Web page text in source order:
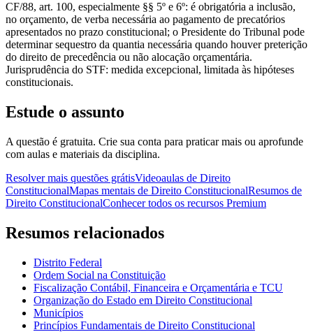
CF/88, art. 100, especialmente §§ 5º e 6º: é obrigatória a inclusão,
no orçamento, de verba necessária ao pagamento de precatórios
apresentados no prazo constitucional; o Presidente do Tribunal pode
determinar sequestro da quantia necessária quando houver preterição
do direito de precedência ou não alocação orçamentária.
Jurisprudência do STF: medida excepcional, limitada às hipóteses
constitucionais.
Estude o assunto
A questão é gratuita. Crie sua conta para praticar mais ou aprofunde
com aulas e materiais da disciplina.
Resolver mais questões grátisVideoaulas de Direito
ConstitucionalMapas mentais de Direito ConstitucionalResumos de
Direito ConstitucionalConhecer todos os recursos Premium
Resumos relacionados
Distrito Federal
Ordem Social na Constituição
Fiscalização Contábil, Financeira e Orçamentária e TCU
Organização do Estado em Direito Constitucional
Municípios
Princípios Fundamentais de Direito Constitucional